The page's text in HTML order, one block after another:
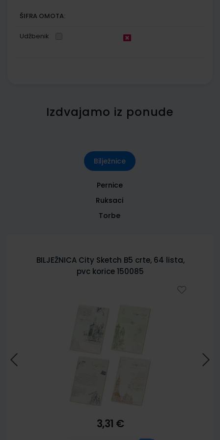
ŠIFRA OMOTA:
Udžbenik
Izdvajamo iz ponude
Bilježnice
Pernice
Ruksaci
Torbe
BILJEŽNICA City Sketch B5 crte, 64 lista,
pvc korice 150085
3,31 €